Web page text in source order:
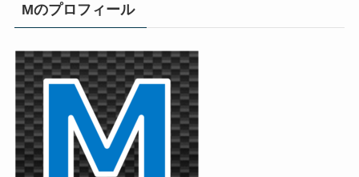
Mのプロフィール